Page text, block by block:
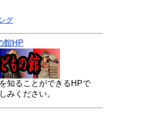
グ
館HP
知ることができるHPで
みください。